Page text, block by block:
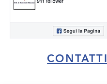
CONTATTI